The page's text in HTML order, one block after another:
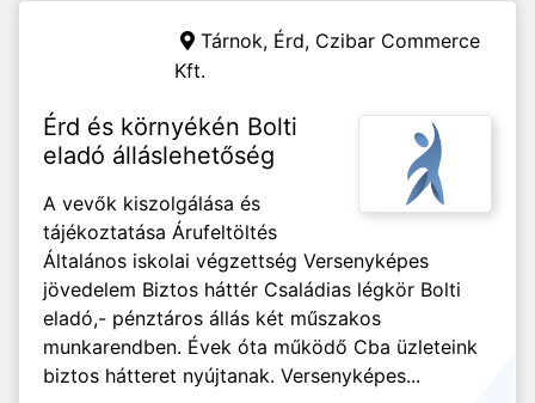
Tárnok, Érd, Czibar Commerce
Kft.
Érd és környékén Bolti
eladó álláslehetőség
A vevők kiszolgálása és
tájékoztatása Árufeltöltés
Általános iskolai végzettség Versenyképes
jövedelem Biztos háttér Családias légkör Bolti
eladó,- pénztáros állás két műszakos
munkarendben. Évek óta működő Cba üzleteink
biztos hátteret nyújtanak. Versenyképes...